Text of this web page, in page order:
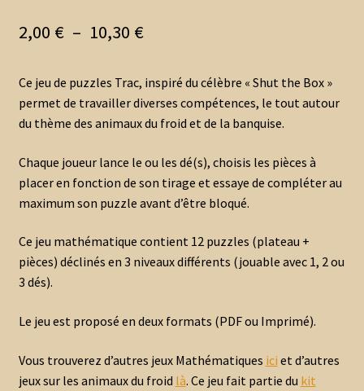
2,00 € – 10,30 €Plage
prix :
2,00 €
10,30 €
Ce jeu de puzzles Trac, inspiré du célèbre « Shut the Box »
permet de travailler diverses compétences, le tout autour
du thème des animaux du froid et de la banquise.
Chaque joueur lance le ou les dé(s), choisis les pièces à
placer en fonction de son tirage et essaye de compléter au
maximum son puzzle avant d’être bloqué.
Ce jeu mathématique contient 12 puzzles (plateau +
pièces) déclinés en 3 niveaux différents (jouable avec 1, 2 ou
3 dés).
Le jeu est proposé en deux formats (PDF ou Imprimé).
Vous trouverez d’autres jeux Mathématiques ici et d’autres
jeux sur les animaux du froid là. Ce jeu fait partie du kit